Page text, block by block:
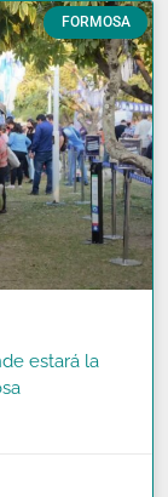
FORMOSA
estará la